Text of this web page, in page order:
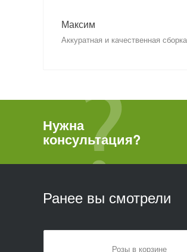
Максим
Аккуратная и качественная
Нужна
консультация?
Ранее вы смотрели
Розы в корзине